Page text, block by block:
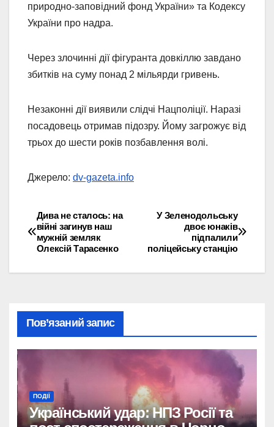
природно-заповідний фонд України» та Кодексу
України про надра.
Через злочинні дії фігуранта довкіллю завдано
збитків на суму понад 2 мільярди гривень.
Незаконні дії виявили слідчі Нацполіції. Наразі
посадовець отримав підозру. Йому загрожує від
трьох до шести років позбавлення волі.
Джерело: dv-gazeta.info
Навігація
записів
У Зеленодольську
двоє юнаків
підпалили
поліцейську станцію
Дива не сталось: на
війні загинув наш
мужній земляк
Олексій Тарасенко
Пов’язаний запис
ПОДІЇ
Український удар: НПЗ Росії та